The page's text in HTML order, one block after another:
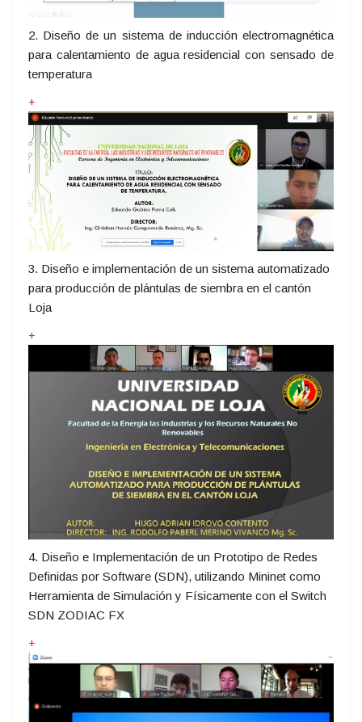
2. Diseño de un sistema de inducción electromagnética
para calentamiento de agua residencial con sensado de
temperatura
+
3. Diseño e implementación de un sistema automatizado
para producción de plántulas de siembra en el cantón
Loja
+
4. Diseño e Implementación de un Prototipo de Redes
Definidas por Software (SDN), utilizando Mininet como
Herramienta de Simulación y Físicamente con el Switch
SDN ZODIAC FX
+